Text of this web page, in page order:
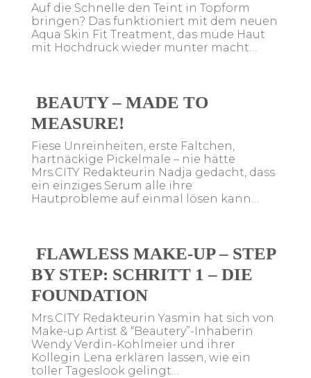
Auf die Schnelle den Teint in Topform
bringen? Das funktioniert mit dem neuen
Aqua Skin Fit Treatment, das müde Haut
mit Hochdruck wieder munter macht…
BEAUTY – MADE TO
MEASURE!
Fiese Unreinheiten, erste Fältchen,
hartnäckige Pickelmale – nie hätte
Mrs.CITY Redakteurin Nadja gedacht, dass
ein einziges Serum alle ihre
Hautprobleme auf einmal lösen kann…
FLAWLESS MAKE-UP – STEP
BY STEP: SCHRITT 1 – DIE
FOUNDATION
Mrs.CITY Redakteurin Yasmin hat sich von
Make-up Artist & “Beautery”-Inhaberin
Wendy Verdin-Kohlmeier und ihrer
Kollegin Lena erklären lassen, wie ein
toller Tageslook gelingt…